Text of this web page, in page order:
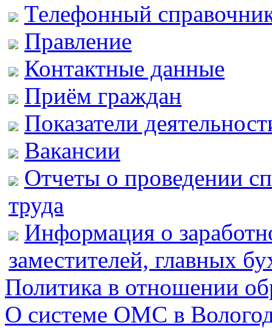
Телефонный
Правление
Контактные данные
Приём граждан
Показатели
Вакансии
Отчеты о проведении
труда
Информация о
заместителей, главных
Политика в отношении
О системе ОМС в